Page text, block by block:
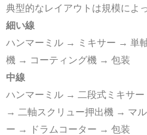
典型的なレイアウトは規模によ
細い線
ハンマーミル → ミキサー → 単
機 → コーティング機 → 包装
中線
ハンマーミル → 二段式ミキサ
→ 二軸スクリュー押出機 → マ
ー → ドラムコーター → 包装